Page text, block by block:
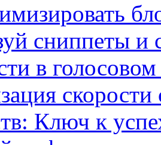
сниппеты и
в
Ключ к